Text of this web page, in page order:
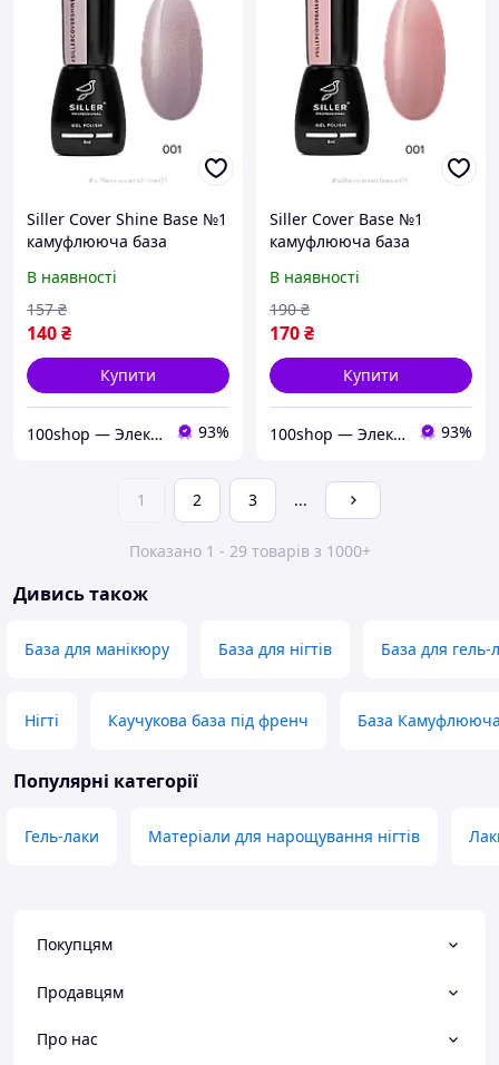
Siller Cover Shine Base №1
камуфлююча база
мікроблиском), 8 мл
В наявності
140₴
157 ₴
Купити
100shop — Электроника и расходники / маникюр и салоны красоты! 93%
Siller Cover Base №1
камуфлююча база
В наявності
170₴
190 ₴
Купити
100shop — Электроника и расходники / маникюр и салоны красоты! 93%
1 2 3 ...
Показано 1 - 29 товарів з 1000+
Дивись також
База для манікюру База для нігтів База для
Нігті Каучукова база під френч База
Популярні категорії
Гель-лаки Матеріали для нарощування нігтів
Покупцям
Продавцям
Про нас